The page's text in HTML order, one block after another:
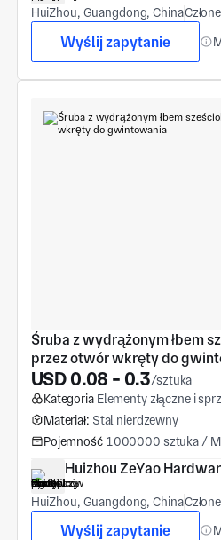
HuiZhou, Guangdong, China
Wyślij zapytanie
Śruba z wydrążonym łbem
przez otwór wkręty do
USD 0.08 - 0.3/sztuka
Kategoria Elementy złączne i
Materiał: Stal nierdzewny
Pojemność 1000000 sztuka /
Huizhou ZeYao
HuiZhou, Guangdong, China
Wyślij zapytanie